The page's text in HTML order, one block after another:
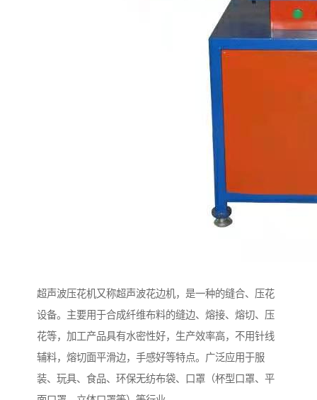
超声波压花机又称超声波花边机，是一种的缝合、压花
设备。主要用于合成纤维布料的缝边、熔接、熔切、压
花等，加工产品具有水密性好，生产效率高，不用针线
辅料，熔切面平滑边，手感好等特点。广泛应用于服
装、玩具、食品、环保无纺布袋、口罩（杯型口罩、平